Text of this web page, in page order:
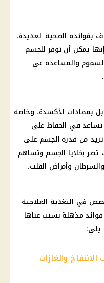
بفوائده الصحية العديدة،
يمكن أن توفر للجسم
السموم والمساعدة في
بمضادات الأكسدة، وخاصة
تساعد في الحفاظ على
من قدرة الجسم على
تضر بخلايا الجسم وتساهم
وأمراض القلب.
في التغذية العلاجية،
مذهلة بسبب غناها
يلي:
والغازات